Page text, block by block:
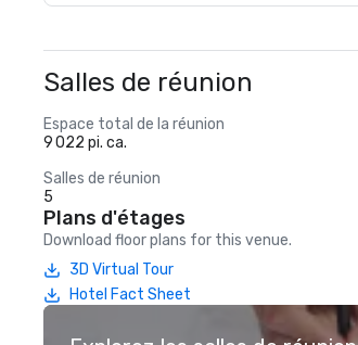
Salles de réunion
Espace total de la réunion
9 022 pi. ca.
Salles de réunion
5
Plans d'étages
Download floor plans for this venue.
3D Virtual Tour
Hotel Fact Sheet